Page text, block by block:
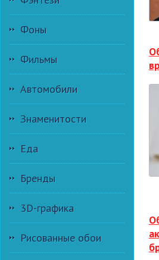
Фоны
Фильмы
Автомобили
Знаменитости
Еда
Бренды
3D-графика
Рисованные обои